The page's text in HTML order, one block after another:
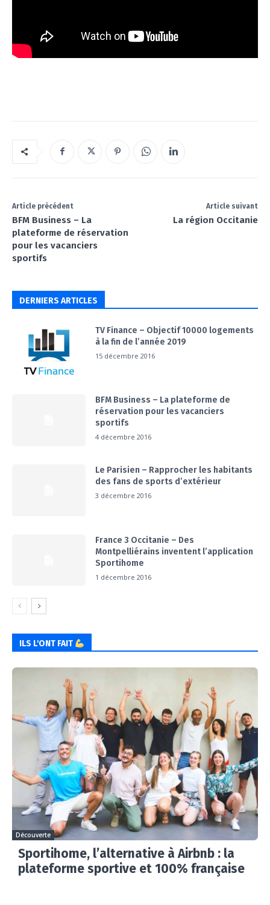
Article précédent
BFM Business – La
plateforme de réservation
pour les vacanciers
sportifs
Article suivant
La région Occitanie
DERNIERS ARTICLES
TV Finance – Objectif 10000 logements
à la fin de l’année 2019
15 décembre 2016
BFM Business – La plateforme de
réservation pour les vacanciers
sportifs
4 décembre 2016
Le Parisien – Rapprocher les habitants
des fans de sports d’extérieur
3 décembre 2016
France 3 Occitanie – Des
Montpelliérains inventent l’application
Sportihome
1 décembre 2016
ILS L'ONT FAIT
Découverte
Sportihome, l’alternative à Airbnb : la
plateforme sportive et 100% française